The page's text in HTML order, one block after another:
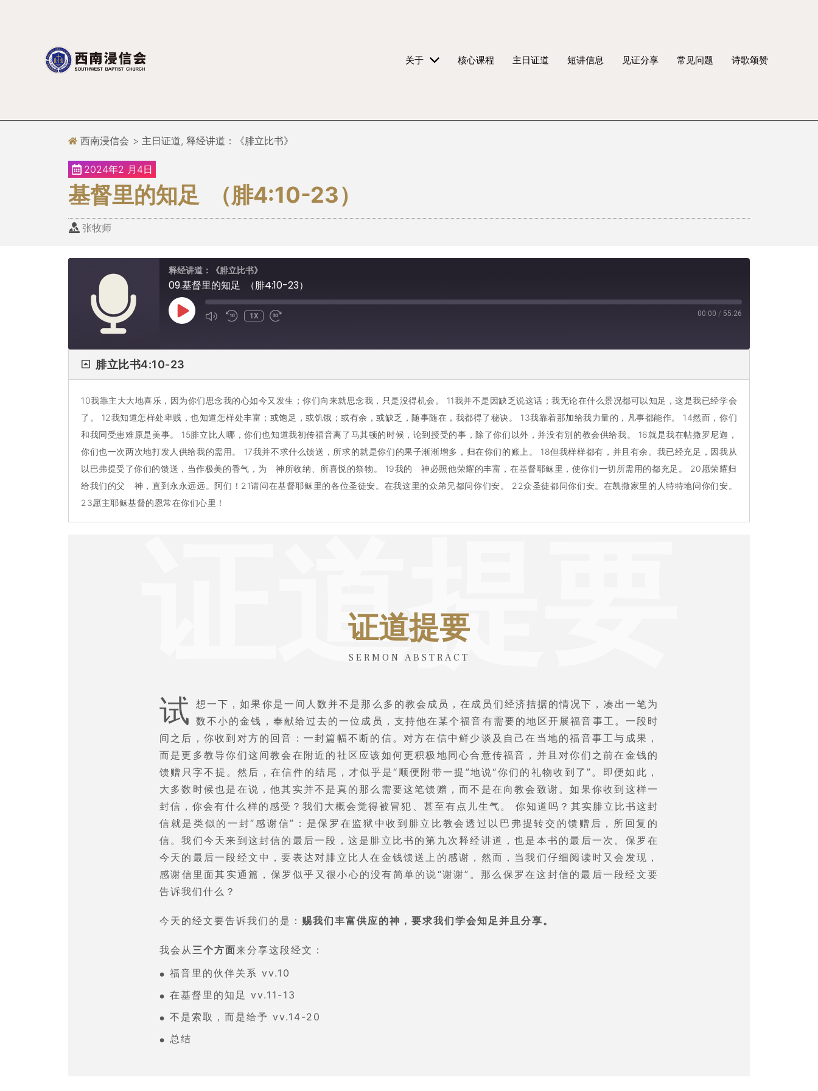
关于 核心课程 主日证道 短讲信息 见证分享 常见问题 诗歌颂赞
西南浸信会 > 主日证道, 释经讲道：《腓立比书》
2024年2 月4日
基督里的知足 （腓4:10-23）
张牧师
释经讲道：《腓立比书》
09.基督里的知足 （腓4:10-23）
1X 00:00 / 55:26
腓立比书4:10-23
10我靠主大大地喜乐，因为你们思念我的心如今又发生；你们向来就思念我，只是没得机会。 11我并不是因缺乏说这话；我无论在什么景况都可以知足，这是我已经学会
了。 12我知道怎样处卑贱，也知道怎样处丰富；或饱足，或饥饿；或有余，或缺乏，随事随在，我都得了秘诀。 13我靠着那加给我力量的，凡事都能作。 14然而，你们
和我同受患难原是美事。 15腓立比人哪，你们也知道我初传福音离了马其顿的时候，论到授受的事，除了你们以外，并没有别的教会供给我。 16就是我在帖撒罗尼迦，
你们也一次两次地打发人供给我的需用。 17我并不求什么馈送，所求的就是你们的果子渐渐增多，归在你们的账上。 18但我样样都有，并且有余。我已经充足，因我从
以巴弗提受了你们的馈送，当作极美的香气，为 神所收纳、所喜悦的祭物。 19我的 神必照他荣耀的丰富，在基督耶稣里，使你们一切所需用的都充足。 20愿荣耀归
给我们的父 神，直到永永远远。阿们！21请问在基督耶稣里的各位圣徒安。在我这里的众弟兄都问你们安。 22众圣徒都问你们安。在凯撒家里的人特特地问你们安。
23愿主耶稣基督的恩常在你们心里！
证道提要
证道提要
SERMON ABSTRACT
试 想一下，如果你是一间人数并不是那么多的教会成员，在成员们经济拮据的情况下，凑出一笔为
数不小的金钱，奉献给过去的一位成员，支持他在某个福音有需要的地区开展福音事工。一段时
间之后，你收到对方的回音：一封篇幅不断的信。对方在信中鲜少谈及自己在当地的福音事工与成果，
而是更多教导你们这间教会在附近的社区应该如何更积极地同心合意传福音，并且对你们之前在金钱的
馈赠只字不提。然后，在信件的结尾，才似乎是“顺便附带一提”地说“你们的礼物收到了”。即便如此，
大多数时候也是在说，他其实并不是真的那么需要这笔馈赠，而不是在向教会致谢。如果你收到这样一
封信，你会有什么样的感受？我们大概会觉得被冒犯、甚至有点儿生气。 你知道吗？其实腓立比书这封
信就是类似的一封“感谢信”：是保罗在监狱中收到腓立比教会透过以巴弗提转交的馈赠后，所回复的
信。我们今天来到这封信的最后一段，这是腓立比书的第九次释经讲道，也是本书的最后一次。保罗在
今天的最后一段经文中，要表达对腓立比人在金钱馈送上的感谢，然而，当我们仔细阅读时又会发现，
感谢信里面其实通篇，保罗似乎又很小心的没有简单的说“谢谢”。那么保罗在这封信的最后一段经文要
告诉我们什么？
今天的经文要告诉我们的是： 赐我们丰富供应的神，要求我们学会知足并且分享。
我会从三个方面来分享这段经文：
● 福音里的伙伴关系 vv.10
● 在基督里的知足 vv.11-13
● 不是索取，而是给予 vv.14-20
● 总结